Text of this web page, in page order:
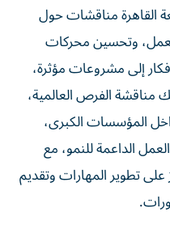
القاهرة مناقشات حول
وتحسين محركات
إلى مشروعات مؤثرة،
الفرص العالمية،
المؤسسات الكبرى،
الداعمة للنمو، مع
تطوير المهارات وتقديم